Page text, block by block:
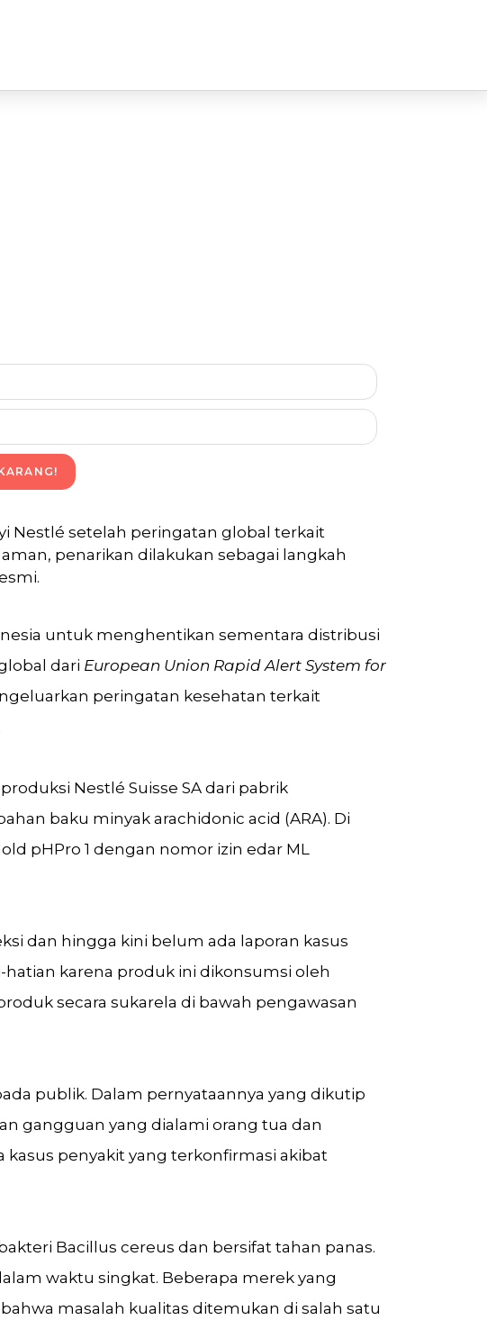
Nestlé setelah peringatan global terkait
penarikan dilakukan sebagai langkah
untuk menghentikan sementara distribusi
dari European Union Rapid Alert System for
peringatan kesehatan terkait
Nestlé Suisse SA dari pabrik
baku minyak arachidonic acid (ARA). Di
pHPro 1 dengan nomor izin edar ML
dan hingga kini belum ada laporan kasus
karena produk ini dikonsumsi oleh
secara sukarela di bawah pengawasan
publik. Dalam pernyataannya yang dikutip
gangguan yang dialami orang tua dan
penyakit yang terkonfirmasi akibat
Bacillus cereus dan bersifat tahan panas.
waktu singkat. Beberapa merek yang
masalah kualitas ditemukan di salah satu